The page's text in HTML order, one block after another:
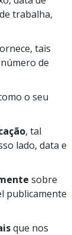
trabalha,
tais
de
o seu
, tal
lado, data e
sobre
publicamente
que nos